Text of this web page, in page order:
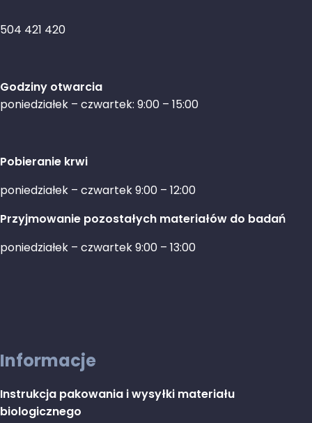
504 421 420
Godziny otwarcia
poniedziałek – czwartek: 9:00 – 15:00
Pobieranie krwi
poniedziałek – czwartek 9:00 – 12:00
Przyjmowanie pozostałych materiałów do badań
poniedziałek – czwartek 9:00 – 13:00
Informacje
Instrukcja pakowania i wysyłki materiału
biologicznego